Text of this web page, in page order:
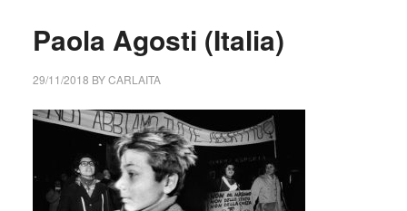
Paola Agosti (Italia)
29/11/2018 BYCARLAITA